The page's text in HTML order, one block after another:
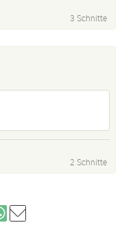
3 Schnitte
2 Schnitte